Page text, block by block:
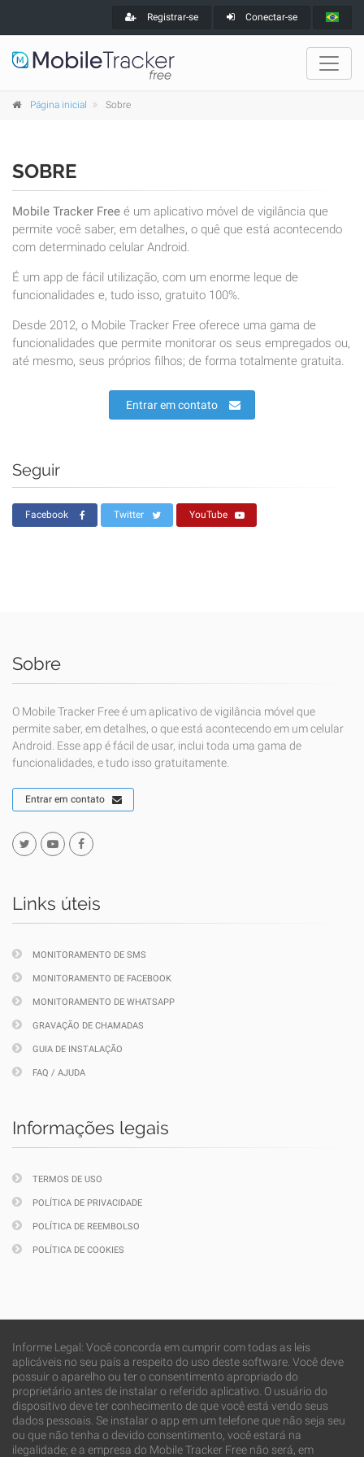
Registrar-se Conectar-se
Página inicial Sobre
SOBRE
Mobile Tracker Free é um aplicativo móvel de vigilância que
permite você saber, em detalhes, o quê que está acontecendo
com determinado celular Android.
É um app de fácil utilização, com um enorme leque de
funcionalidades e, tudo isso, gratuito 100%.
Desde 2012, o Mobile Tracker Free oferece uma gama de
funcionalidades que permite monitorar os seus empregados ou,
até mesmo, seus próprios filhos; de forma totalmente gratuita.
Entrar em contato
Seguir
Facebook Twitter YouTube
Sobre
O Mobile Tracker Free é um aplicativo de vigilância móvel que
permite saber, em detalhes, o que está acontecendo em um celular
Android. Esse app é fácil de usar, inclui toda uma gama de
funcionalidades, e tudo isso gratuitamente.
Entrar em contato
Links úteis
MONITORAMENTO DE SMS
MONITORAMENTO DE FACEBOOK
MONITORAMENTO DE WHATSAPP
GRAVAÇÃO DE CHAMADAS
GUIA DE INSTALAÇÃO
FAQ / AJUDA
Informações legais
TERMOS DE USO
POLÍTICA DE PRIVACIDADE
POLÍTICA DE REEMBOLSO
POLÍTICA DE COOKIES
Informe Legal: Você concorda em cumprir com todas as leis
aplicáveis no seu país a respeito do uso deste software. Você deve
possuir o aparelho ou ter o consentimento apropriado do
proprietário antes de instalar o referido aplicativo. O usuário do
dispositivo deve ter conhecimento de que você está vendo seus
dados pessoais. Se instalar o app em um telefone que não seja seu
ou que não tenha o devido consentimento, você estará na
ilegalidade; e a empresa do Mobile Tracker Free não será, em